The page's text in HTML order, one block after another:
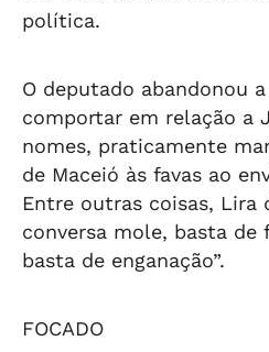
política.
O deputado abandonou
comportar em relação a
nomes, praticamente
de Maceió às favas ao
Entre outras coisas, Lira
conversa mole, basta de
basta de enganação”.
FOCADO